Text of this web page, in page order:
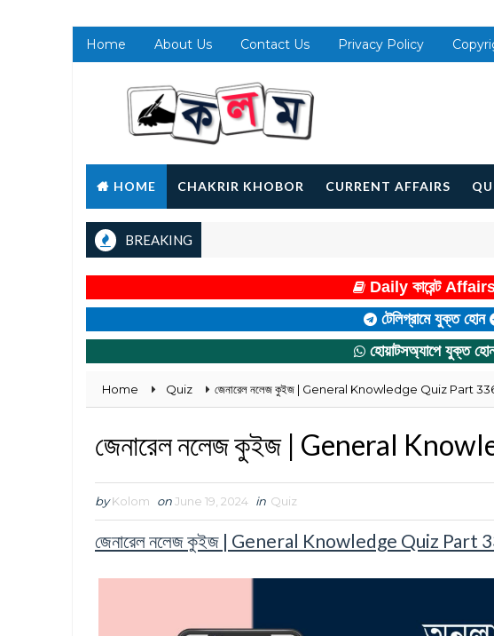
Home About Us Contact Us Privacy Policy
HOME CHAKRIR KHOBOR CURRENT AFFAIRS
BREAKING
Daily কারেন্ট
টেলিগ্রামে যুক্ত হোন
হোয়াটসঅ্যাপে যুক্ত
Home Quiz জেনারেল নলেজ কুইজ | General Knowledge Quiz Part
জেনারেল নলেজ কুইজ | General
by Kolom onJune 19, 2024 in Quiz
জেনারেল নলেজ কুইজ | General Knowledge Quiz Part